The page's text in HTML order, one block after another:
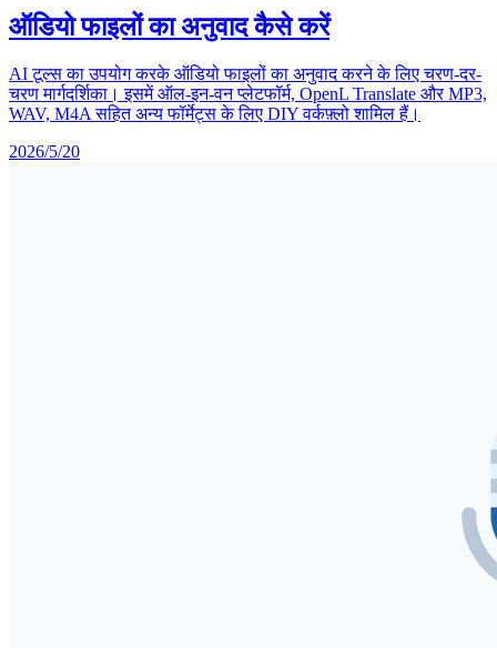
ऑडियो फाइलों का अनुवाद कैसे करें
AI टूल्स का उपयोग करके ऑडियो फाइलों का अनुवाद करने के लिए चरण-दर-
चरण मार्गदर्शिका। इसमें ऑल-इन-वन प्लेटफॉर्म, OpenL Translate और MP3,
WAV, M4A सहित अन्य फॉर्मेट्स के लिए DIY वर्कफ़्लो शामिल हैं।
2026/5/20